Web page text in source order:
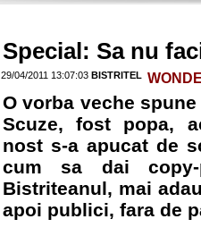
Special: Sa nu
29/04/2011 13:07:03 BISTRITEL
O vorba veche
Scuze, fost popa,
nost s-a apucat de
cum sa dai
Bistriteanul, mai
apoi publici, fara de